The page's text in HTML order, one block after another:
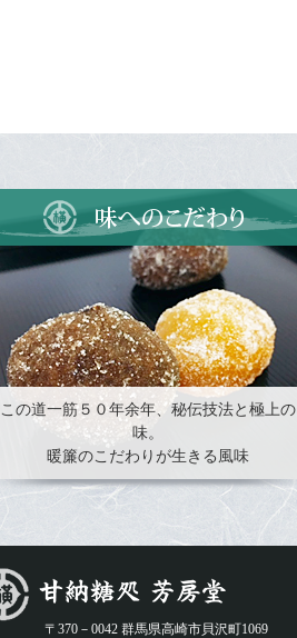
この道一筋５０年余年、秘伝技法と極上の
味。
暖簾のこだわりが生きる風味
〒370－0042 群馬県高崎市貝沢町1069